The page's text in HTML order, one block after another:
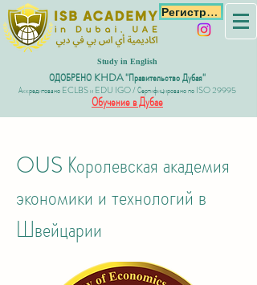
Регистрация
Study in English
ОДОБРЕНО KHDA "Правительство Дубая"
Аккредитовано ECLBS и EDU IGO / Сертифицировано по ISO 29995
Обучение в Дубае
OUS Королевская академия
экономики и технологий в
Швейцарии